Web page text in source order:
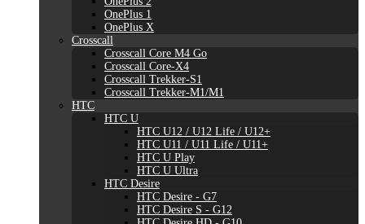
OnePlus 1
OnePlus X
Crosscall
Crosscall Core M4 Go
Crosscall Core-X4
Crosscall Trekker-S1
Crosscall Trekker-M1/M1
HTC
HTC U
HTC U12 / U12 Life / U12+
HTC U11 / U11 Life / U11+
HTC U Play
HTC U Ultra
HTC Desire
HTC Desire - G7
HTC Desire S - G12